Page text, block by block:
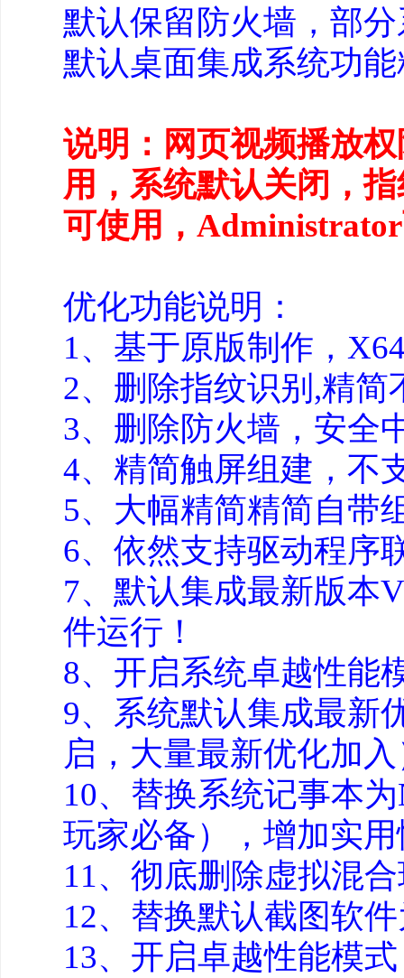
默认保留防火墙，部
默认桌面集成系统功
说明：网页视频播放
用，系统默认关闭，
可使用，
优化功能说明：
1、基于原版制作，
2、删除指纹识别,精简
3、删除防火墙，安全
4、精简触屏组建，不
5、大幅精简精简自带
6、依然支持驱动程序
7、默认集成最新版本
件运行！
8、开启系统卓越性能
9、系统默认集成最新
启，大量最新优化加
10、替换系统记事本
玩家必备），增加实
11、彻底删除虚拟混
12、替换默认截图软
13、开启卓越性能模